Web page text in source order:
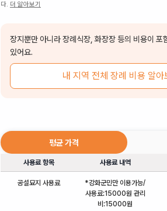
다. 더 알아보기
장지뿐만 아니라 장례식장, 화장장 등의 비용이 포
있어요.
내 지역 전체 장례 비용 알아
평균 가격
사용료 항목 사용료 내역
공설묘지 사용료
*강화군민만 이용가능/
사용료:15000원 관리
비:15000원